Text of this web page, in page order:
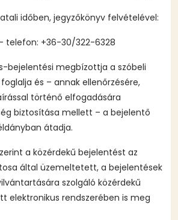
időben, jegyzőkönyv felvételével:
telefon: +36-30/322-6328
bejelentési megbízottja a szóbeli
és – annak ellenőrzésére,
történő elfogadására
biztosítása mellett – a bejelentő
átadja.
a közérdekű bejelentést az
által üzemeltetett, a bejelentések
szolgáló közérdekű
elektronikus rendszerében is meg